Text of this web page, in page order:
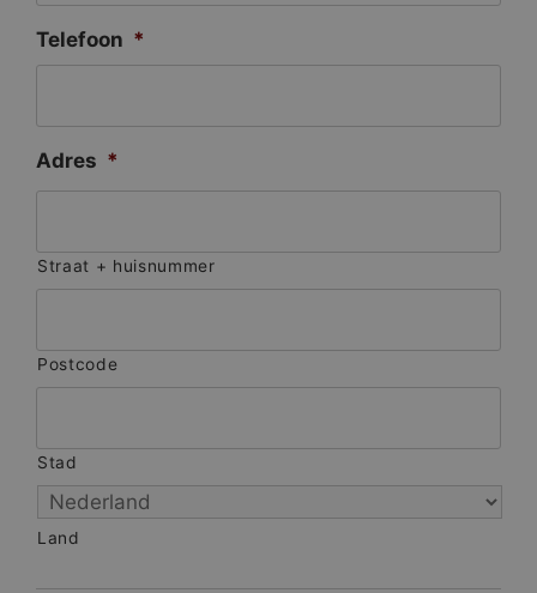
Telefoon *
Adres *
Straat + huisnummer
Postcode
Stad
Land